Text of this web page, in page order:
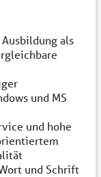
als
und MS
und hohe
und Schrift